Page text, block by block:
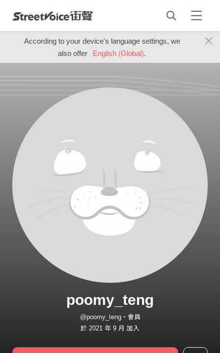
According to your device's language settings, we
also offer
English (Global).
poomy_teng
@poomy_teng・會員
於 2021 年 9 月 加入